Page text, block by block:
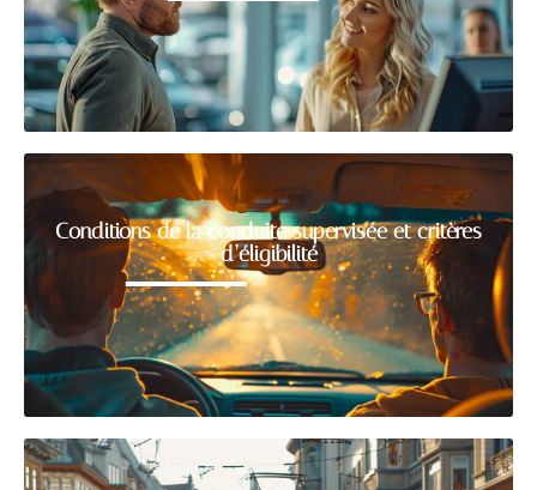
Conditions de la conduite supervisée et critères
d’éligibilité